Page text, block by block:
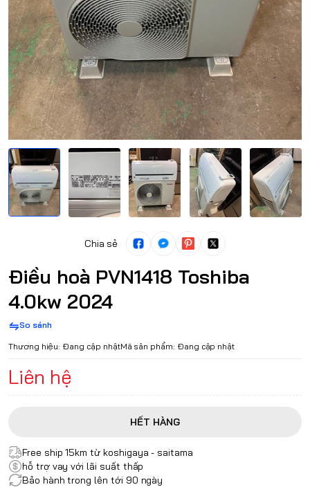
Chia sẻ
Điều hoà PVN1418 Toshiba
4.0kw 2024
So sánh
Thương hiệu: Đang cập nhậtMã sản phẩm: Đang cập nhật
Liên hệ
HẾT HÀNG
Free ship 15km từ koshigaya - saitama
hỗ trợ vay với lãi suất thấp
Bảo hành trong lên tới 90 ngày